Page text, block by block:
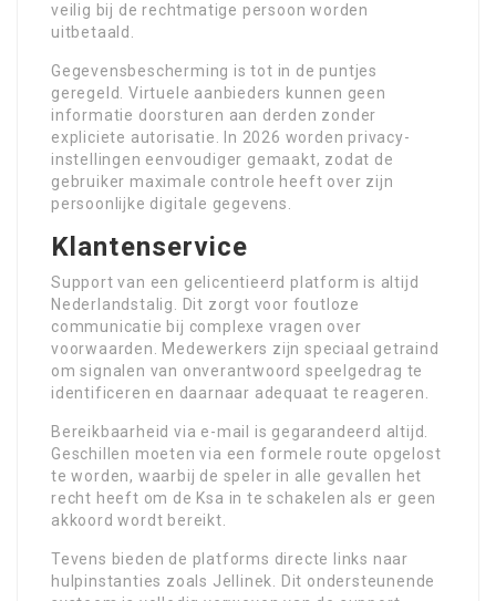
veilig bij de rechtmatige persoon worden
uitbetaald.
Gegevensbescherming is tot in de puntjes
geregeld. Virtuele aanbieders kunnen geen
informatie doorsturen aan derden zonder
expliciete autorisatie. In 2026 worden privacy-
instellingen eenvoudiger gemaakt, zodat de
gebruiker maximale controle heeft over zijn
persoonlijke digitale gegevens.
Klantenservice
Support van een gelicentieerd platform is altijd
Nederlandstalig. Dit zorgt voor foutloze
communicatie bij complexe vragen over
voorwaarden. Medewerkers zijn speciaal getraind
om signalen van onverantwoord speelgedrag te
identificeren en daarnaar adequaat te reageren.
Bereikbaarheid via e-mail is gegarandeerd altijd.
Geschillen moeten via een formele route opgelost
te worden, waarbij de speler in alle gevallen het
recht heeft om de Ksa in te schakelen als er geen
akkoord wordt bereikt.
Tevens bieden de platforms directe links naar
hulpinstanties zoals Jellinek. Dit ondersteunende